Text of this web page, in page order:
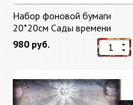
Набор фоновой бумаги
20*20см Сады времени
(Gardens of Time) 10 листов +
бонус от Stamperia
980 руб.